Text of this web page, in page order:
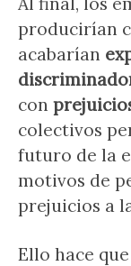
producirían
acabarían
con
colectivos
futuro de la
motivos de
prejuicios a
Ello hace